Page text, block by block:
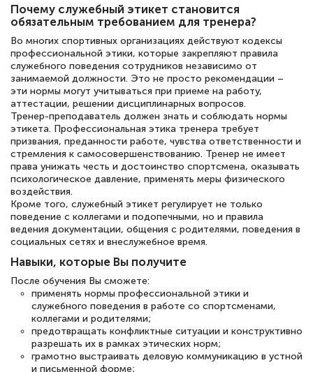
понятно! Проходила повышение
квалификации. Ещё раз - СПАСИБО!
Елена Петрикс
Знаток города 5 уровня
11 марта 2026
Всем добрый день! Я прошла курс
повышени каалификации по
специальности «Тренер-преподаватель
по тяжелой атлетике»! Хочется
подчеркуть, что при обращении
оперативно связались со мной
специалисты, ответили на все
интересующие вопросы и в течении
двух…
Почему служебный этикет становится
обязательным требованием для тренера?
Во многих спортивных организациях действуют кодексы
профессиональной этики, которые закрепляют правила
служебного поведения сотрудников независимо от
занимаемой должности. Это не просто рекомендации –
эти нормы могут учитываться при приеме на работу,
аттестации, решении дисциплинарных вопросов.
Тренер-преподаватель должен знать и соблюдать нормы
этикета. Профессиональная этика тренера требует
призвания, преданности работе, чувства ответственности и
стремления к самосовершенствованию. Тренер не имеет
права унижать честь и достоинство спортсмена, оказывать
психологическое давление, применять меры физического
воздействия.
Кроме того, служебный этикет регулирует не только
поведение с коллегами и подопечными, но и правила
ведения документации, общения с родителями, поведения в
социальных сетях и внеслужебное время.
Навыки, которые Вы получите
После обучения Вы сможете:
применять нормы профессиональной этики и
служебного поведения в работе со спортсменами,
коллегами и родителями;
предотвращать конфликтные ситуации и конструктивно
разрешать их в рамках этических норм;
грамотно выстраивать деловую коммуникацию в устной
и письменной форме;